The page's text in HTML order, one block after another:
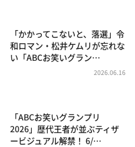
「かかってこないと、落選」令
和ロマン・松井ケムリが忘れな
い「ABCお笑いグラン…
2026.06.16
「ABCお笑いグランプリ
2026」歴代王者が並ぶティザ
ービジュアル解禁！ 6/…